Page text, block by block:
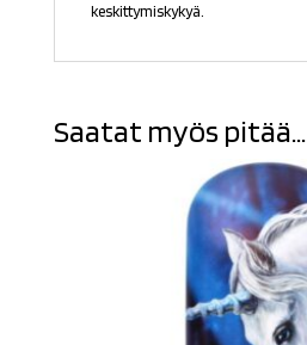
keskittymiskykyä.
Saatat myös pitää...